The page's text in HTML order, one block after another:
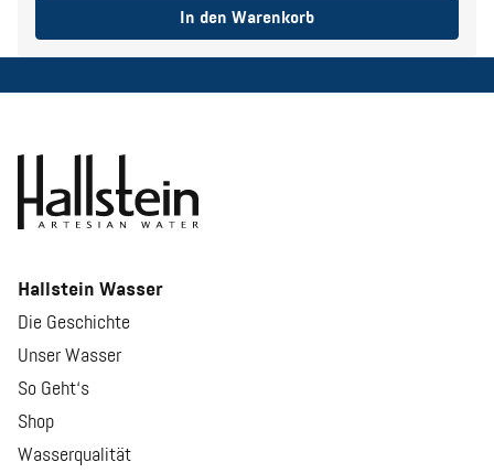
In den Warenkorb
Hallstein Wasser
Die Geschichte
Unser Wasser
So Geht‘s
Shop
Wasserqualität